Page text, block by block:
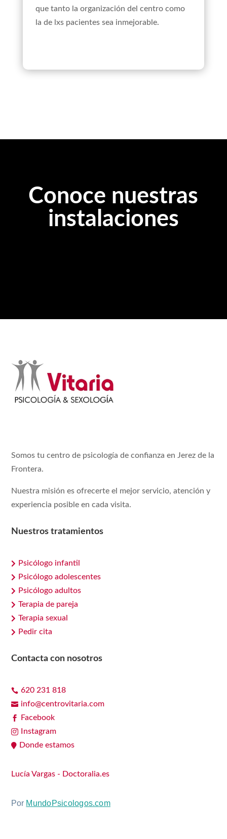
que tanto la organización del centro como
la de lxs pacientes sea inmejorable.
Conoce nuestras
instalaciones
Somos tu centro de psicología de confianza en Jerez de la
Frontera.
Nuestra misión es ofrecerte el mejor servicio, atención y
experiencia posible en cada visita.
Nuestros tratamientos
 Psicólogo infantil
 Psicólogo adolescentes
 Psicólogo adultos
 Terapia de pareja
 Terapia sexual
 Pedir cita
Contacta con nosotros
 620 231 818
 info@centrovitaria.com
 Facebook
 Instagram
 Donde estamos
Lucía Vargas - Doctoralia.es
Por MundoPsicologos.com